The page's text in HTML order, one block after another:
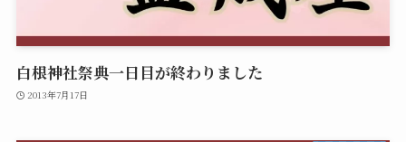
白根神社祭典一日目が終わりました
2013年7月17日